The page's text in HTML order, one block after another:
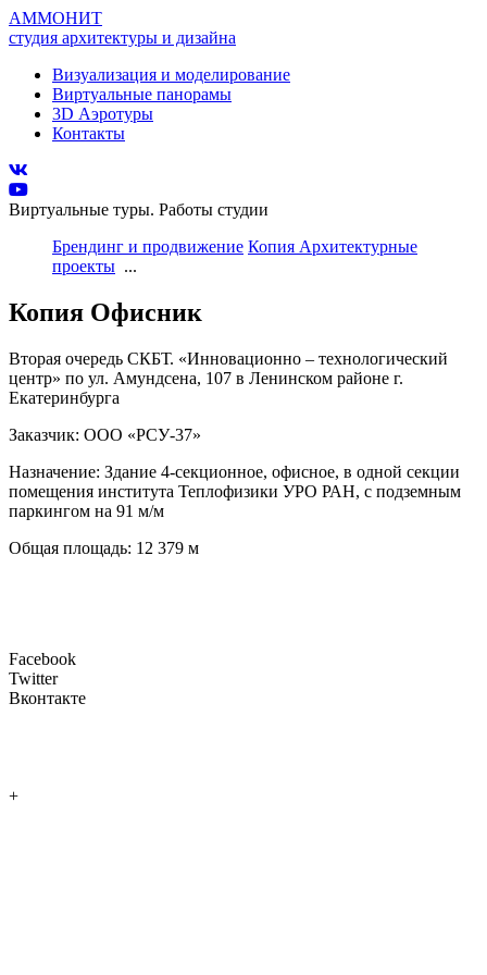
АММОНИТ
студия архитектуры и дизайна
Визуализация и моделирование
Виртуальные панорамы
3D Аэротуры
Контакты
Виртуальные туры. Работы студии
Брендинг и продвижение Копия Архитектурные
проекты ...
Копия Офисник
Вторая очередь СКБТ. «Инновационно – технологический
центр» по ул. Амундсена, 107 в Ленинском районе г.
Екатеринбурга
Заказчик: ООО «РСУ-37»
Назначение: Здание 4-секционное, офисное, в одной секции
помещения института Теплофизики УРО РАН, с подземным
паркингом на 91 м/м
Общая площадь: 12 379 м
Facebook
Twitter
Вконтакте
+